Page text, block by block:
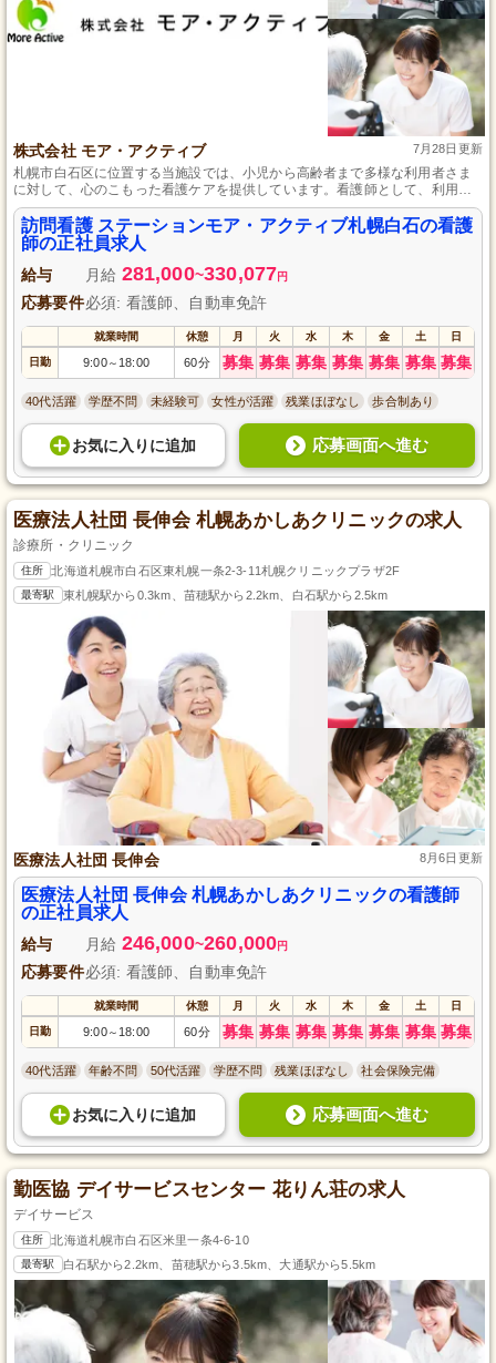
株式会社 モア・アクティブ 7月28日更新
札幌市白石区に位置する当施設では、小児から高齢者まで多様な利用者さま
に対して、心のこもった看護ケアを提供しています。看護師として、利用者
さまの在宅生活を全力でサポートすることができます。未経験からスタート
しても、経験豊富な先輩スタッフが丁寧に指導する環境が整っており、安心
して成長することが可能です。地域密着型のケアに興味のある方には、最適
な職場です。
訪問看護 ステーションモア・アクティブ札幌白石の看護
師の正社員求人
給与 月給 281,000~330,077円
応募要件必須: 看護師、自動車免許
就業時間 休憩 月 火 水 木 金 土 日
日勤 9:00～ 18:00 60分 募集 募集 募集 募集 募集 募集 募集
40代活躍 学歴不問 未経験可 女性が活躍 残業ほぼなし 歩合制あり
お気に入り に追加 応募画面へ進む
医療法人社団 長伸会 札幌あかしあクリニックの求人
診療所・クリニック
住所 北海道札幌市白石区東札幌一条2-3-11札幌クリニックプラザ2F
最寄駅 東札幌駅から0.3km、苗穂駅から2.2km、白石駅から2.5km
医療法人社団 長伸会 8月6日更新
医療法人社団 長伸会 札幌あかしあクリニックの看護師
の正社員求人
給与 月給 246,000~260,000円
応募要件必須: 看護師、自動車免許
就業時間 休憩 月 火 水 木 金 土 日
日勤 9:00～ 18:00 60分 募集 募集 募集 募集 募集 募集 募集
40代活躍 年齢不問 50代活躍 学歴不問 残業ほぼなし 社会保険完備
お気に入り に追加 応募画面へ進む
勤医協 デイサービスセンター 花りん荘の求人
デイサービス
住所 北海道札幌市白石区米里一条4-6-10
最寄駅 白石駅から2.2km、苗穂駅から3.5km、大通駅から5.5km